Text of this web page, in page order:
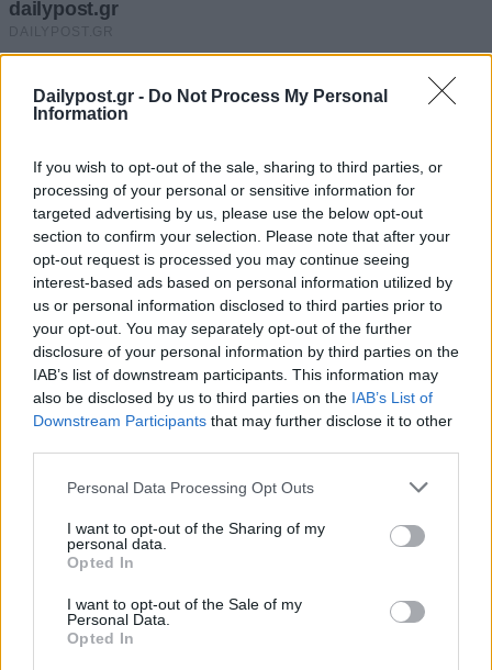
Dailypost.gr - Do Not Process My Personal
Information
If you wish to opt-out of the sale, sharing to third parties, or
processing of your personal or sensitive information for
targeted advertising by us, please use the below opt-out
section to confirm your selection. Please note that after your
opt-out request is processed you may continue seeing
interest-based ads based on personal information utilized by
us or personal information disclosed to third parties prior to
your opt-out. You may separately opt-out of the further
disclosure of your personal information by third parties on the
IAB’s list of downstream participants. This information may
also be disclosed by us to third parties on the IAB’s List of
Downstream Participants that may further disclose it to other
Personal Data Processing Opt Outs
I want to opt-out of the Sharing of my
personal data.
Opted In
I want to opt-out of the Sale of my
Personal Data.
Opted In